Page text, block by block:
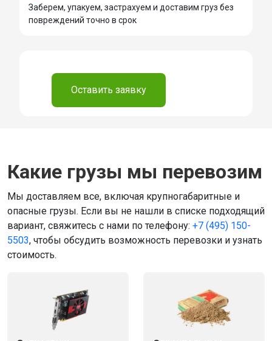
Заберем, упакуем, застрахуем и доставим груз без
повреждений точно в срок
Оставить заявку
Какие грузы мы перевозим
Мы доставляем все, включая крупногабаритные и
опасные грузы. Если вы не нашли в списке подходящий
вариант, свяжитесь с нами по телефону: +7 (495) 150-
5503, чтобы обсудить возможность перевозки и узнать
стоимость.